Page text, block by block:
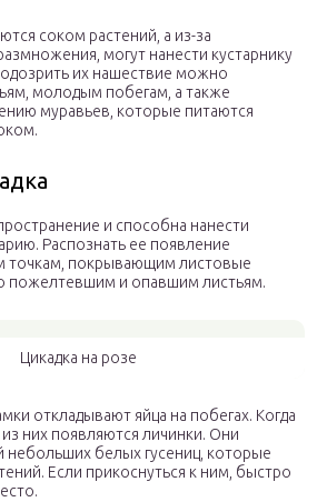
соком растений, а из-за
могут нанести кустарнику
их нашествие можно
молодым побегам, а также
муравьев, которые питаются
и способна нанести
Распознать ее появление
покрывающим листовые
пожелтевшим и опавшим листьям.
Цикадка на розе
откладывают яйца на побегах. Когда
из них появляются личинки. Они
небольших белых гусениц, которые
Если прикоснуться к ним, быстро